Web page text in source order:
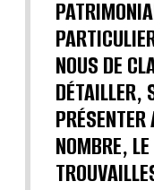
NOUS DE
DÉTAILLER,
NOMBRE,